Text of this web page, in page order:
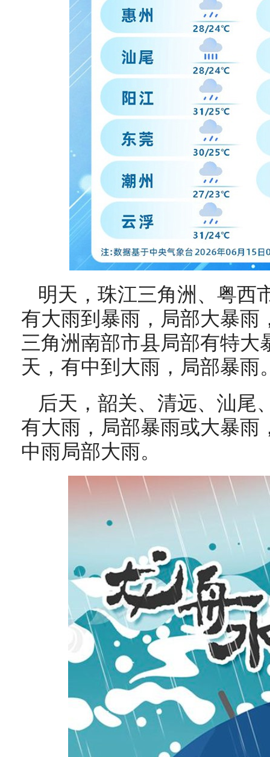
明天，珠江三角洲、粤西
有大雨到暴雨，局部大暴雨
三角洲南部市县局部有特大
天，有中到大雨，局部暴雨
后天，韶关、清远、汕尾
有大雨，局部暴雨或大暴雨
中雨局部大雨。